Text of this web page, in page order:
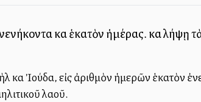
καὶ ἑκατὸν ἡμέρας. καὶ λήψῃ
καὶ Ἰούδα, εἰς ἀριθμὸν ἡμερῶν ἑκατὸν
λαοῦ.